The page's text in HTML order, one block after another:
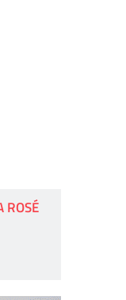
ROSÉ